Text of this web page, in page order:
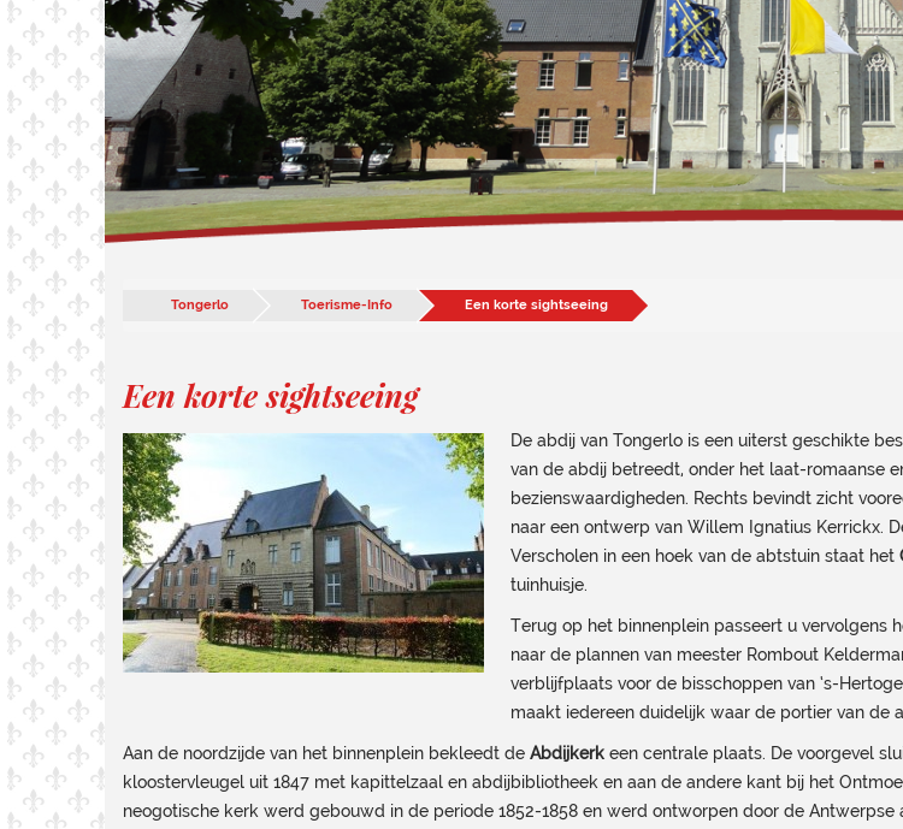
Tongerlo Toerisme-Info Een korte sightseeing
Een korte sightseeing
De abdij van Tongerlo is een uiterst geschikte
van de abdij betreedt, onder het laat-romaanse
bezienswaardigheden. Rechts bevindt zicht
naar een ontwerp van Willem Ignatius Kerrickx.
Verscholen in een hoek van de abtstuin staat het
tuinhuisje.
Terug op het binnenplein passeert u vervolgens
naar de plannen van meester Rombout
verblijfplaats voor de bisschoppen van ‘s-
maakt iedereen duidelijk waar de portier van de
Aan de noordzijde van het binnenplein bekleedt de Abdijkerk een centrale plaats. De voorgevel
kloostervleugel uit 1847 met kapittelzaal en abdijbibliotheek en aan de andere kant bij het
neogotische kerk werd gebouwd in de periode 1852-1858 en werd ontworpen door de Antwerpse